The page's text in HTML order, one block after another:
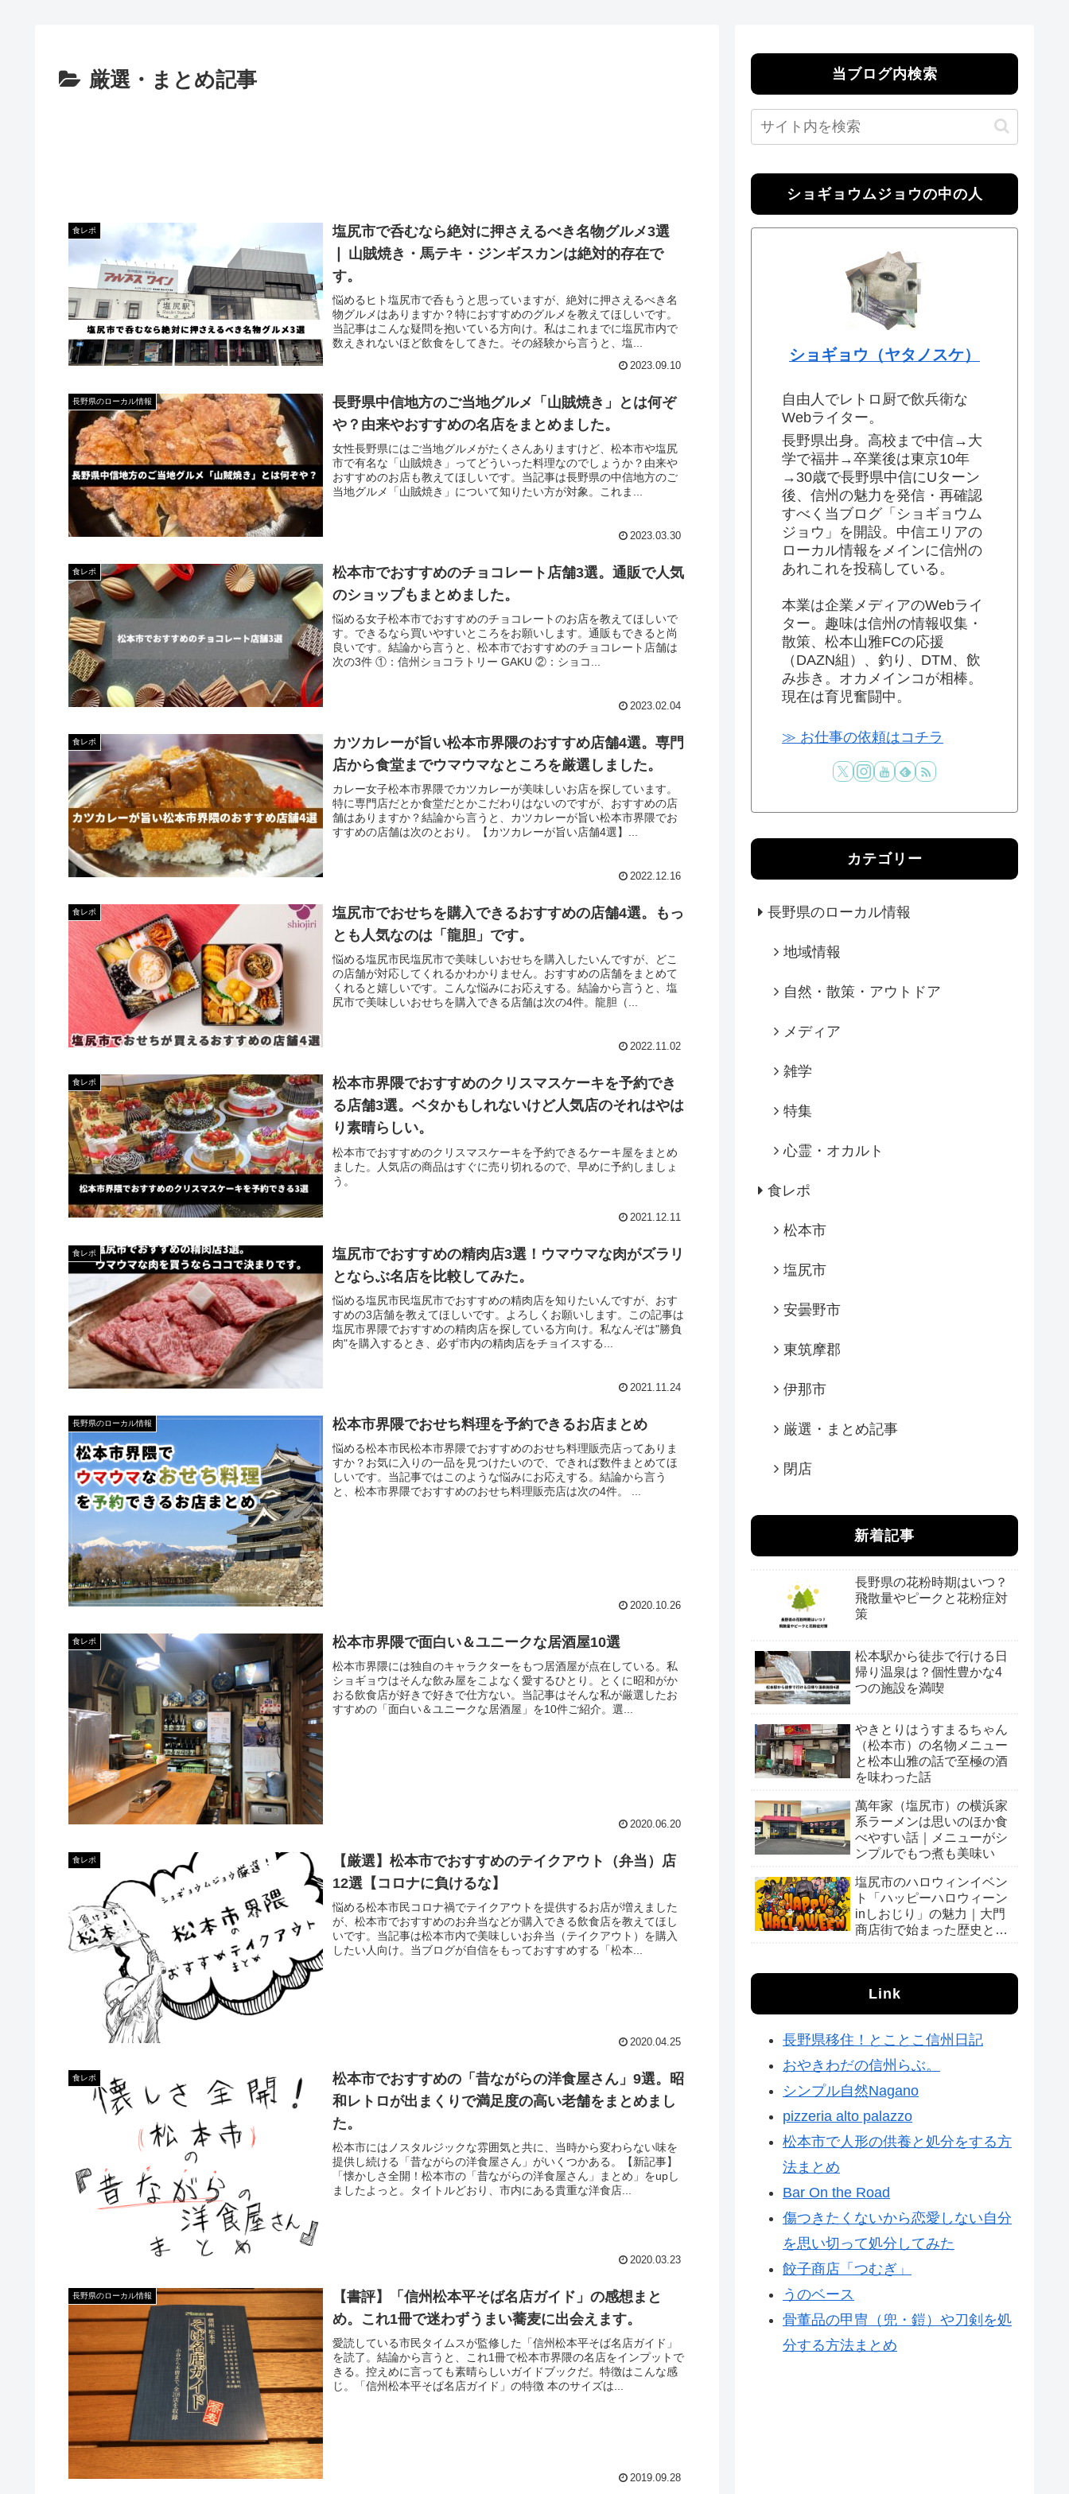
厳選・まとめ記事
食レポ
塩尻市で呑むなら絶対に押さえるべき名物グルメ3選
❘ 山賊焼き・馬テキ・ジンギスカンは絶対的存在で
す。
悩めるヒト塩尻市で呑もうと思っていますが、絶対に押さえるべき名
物グルメはありますか？特におすすめのグルメを教えてほしいです。
当記事はこんな疑問を抱いている方向け。私はこれまでに塩尻市内で
数えきれないほど飲食をしてきた。その経験から言うと、塩...
2023.09.10
長野県のローカル情報
長野県中信地方のご当地グルメ「山賊焼き」とは何ぞ
や？由来やおすすめの名店をまとめました。
女性長野県にはご当地グルメがたくさんありますけど、松本市や塩尻
市で有名な「山賊焼き」ってどういった料理なのでしょうか？由来や
おすすめのお店も教えてほしいです。当記事は長野県の中信地方のご
当地グルメ「山賊焼き」について知りたい方が対象。これま...
2023.03.30
食レポ
松本市でおすすめのチョコレート店舗3選。通販で人気
のショップもまとめました。
悩める女子松本市でおすすめのチョコレートのお店を教えてほしいで
す。できるなら買いやすいところをお願いします。通販もできると尚
良いです。結論から言うと、松本市でおすすめのチョコレート店舗は
次の3件 ①：信州ショコラトリー GAKU ②：ショコ...
2023.02.04
食レポ
カツカレーが旨い松本市界隈のおすすめ店舗4選。専門
店から食堂までウマウマなところを厳選しました。
カレー女子松本市界隈でカツカレーが美味しいお店を探しています。
特に専門店だとか食堂だとかこだわりはないのですが、おすすめの店
舗はありますか？結論から言うと、カツカレーが旨い松本市界隈でお
すすめの店舗は次のとおり。【カツカレーが旨い店舗4選】...
2022.12.16
食レポ
塩尻市でおせちを購入できるおすすめの店舗4選。もっ
とも人気なのは「龍胆」です。
悩める塩尻市民塩尻市で美味しいおせちを購入したいんですが、どこ
の店舗が対応してくれるかわかりません。おすすめの店舗をまとめて
くれると嬉しいです。こんな悩みにお応えする。結論から言うと、塩
尻市で美味しいおせちを購入できる店舗は次の4件。龍胆（...
2022.11.02
食レポ
松本市界隈でおすすめのクリスマスケーキを予約でき
る店舗3選。ベタかもしれないけど人気店のそれはやは
り素晴らしい。
松本市でおすすめのクリスマスケーキを予約できるケーキ屋をまとめ
ました。人気店の商品はすぐに売り切れるので、早めに予約しましょ
う。
2021.12.11
食レポ
塩尻市でおすすめの精肉店3選！ウマウマな肉がズラリ
とならぶ名店を比較してみた。
悩める塩尻市民塩尻市でおすすめの精肉店を知りたいんですが、おす
すめの3店舗を教えてほしいです。よろしくお願いします。この記事は
塩尻市界隈でおすすめの精肉店を探している方向け。私なんぞは"勝負
肉"を購入するとき、必ず市内の精肉店をチョイスする...
2021.11.24
長野県のローカル情報 松本市界隈でおせち料理を予約できるお店まとめ
悩める松本市民松本市界隈でおすすめのおせち料理販売店ってありま
すか？お気に入りの一品を見つけたいので、できれば数件まとめてほ
しいです。当記事ではこのような悩みにお応えする。結論から言う
と、松本市界隈でおすすめのおせち料理販売店は次の4件。 ...
2020.10.26
食レポ 松本市界隈で面白い＆ユニークな居酒屋10選
松本市界隈には独自のキャラクターをもつ居酒屋が点在している。私
ショギョウはそんな飲み屋をこよなく愛するひとり。とくに昭和がか
おる飲食店が好きで好きで仕方ない。当記事はそんな私が厳選したお
すすめの「面白い＆ユニークな居酒屋」を10件ご紹介。選...
2020.06.20
食レポ
【厳選】松本市でおすすめのテイクアウト（弁当）店
12選【コロナに負けるな】
悩める松本市民コロナ禍でテイクアウトを提供するお店が増えました
が、松本市でおすすめのお弁当などが購入できる飲食店を教えてほし
いです。当記事は松本市内で美味しいお弁当（テイクアウト）を購入
したい人向け。当ブログが自信をもっておすすめする「松本...
2020.04.25
食レポ
松本市でおすすめの「昔ながらの洋食屋さん」9選。昭
和レトロが出まくりで満足度の高い老舗をまとめまし
た。
松本市にはノスタルジックな雰囲気と共に、当時から変わらない味を
提供し続ける「昔ながらの洋食屋さん」がいくつかある。【新記事】
「懐かしさ全開！松本市の「昔ながらの洋食屋さん」まとめ」をupし
ましたよっと。タイトルどおり、市内にある貴重な洋食店...
2020.03.23
長野県のローカル情報
【書評】「信州松本平そば名店ガイド」の感想まと
め。これ1冊で迷わずうまい蕎麦に出会えます。
愛読している市民タイムスが監修した「信州松本平そば名店ガイド」
を読了。結論から言うと、これ1冊で松本市界隈の名店をインプットで
きる。控えめに言っても素晴らしいガイドブックだ。特徴はこんな感
じ。「信州松本平そば名店ガイド」の特徴 本のサイズは...
2019.09.28
当ブログ内検索
ショギョウムジョウの中の人
ショギョウ（ヤタノスケ）
自由人でレトロ厨で飲兵衛な
Webライター。
長野県出身。高校まで中信→大
学で福井→卒業後は東京10年
→30歳で長野県中信にUターン
後、信州の魅力を発信・再確認
すべく当ブログ「ショギョウム
ジョウ」を開設。中信エリアの
ローカル情報をメインに信州の
あれこれを投稿している。
本業は企業メディアのWebライ
ター。趣味は信州の情報収集・
散策、松本山雅FCの応援
（DAZN組）、釣り、DTM、飲
み歩き。オカメインコが相棒。
現在は育児奮闘中。
≫ お仕事の依頼はコチラ
カテゴリー
長野県のローカル情報
地域情報
自然・散策・アウトドア
メディア
雑学
特集
心霊・オカルト
食レポ
松本市
塩尻市
安曇野市
東筑摩郡
伊那市
厳選・まとめ記事
閉店
新着記事
長野県の花粉時期はいつ？
飛散量やピークと花粉症対
策
松本駅から徒歩で行ける日
帰り温泉は？個性豊かな4
つの施設を満喫
やきとりはうすまるちゃん
（松本市）の名物メニュー
と松本山雅の話で至極の酒
を味わった話
萬年家（塩尻市）の横浜家
系ラーメンは思いのほか食
べやすい話｜メニューがシ
ンプルでもつ煮も美味い
塩尻市のハロウィンイベン
ト「ハッピーハロウィーン
inしおじり」の魅力｜大門
商店街で始まった歴史と会
Link
長野県移住！とことこ信州日記
おやきわだの信州らぶ。
シンプル自然Nagano
pizzeria alto palazzo
松本市で人形の供養と処分をする方
法まとめ
Bar On the Road
傷つきたくないから恋愛しない自分
を思い切って処分してみた
餃子商店「つむぎ」
うのベース
骨董品の甲冑（兜・鎧）や刀剣を処
分する方法まとめ